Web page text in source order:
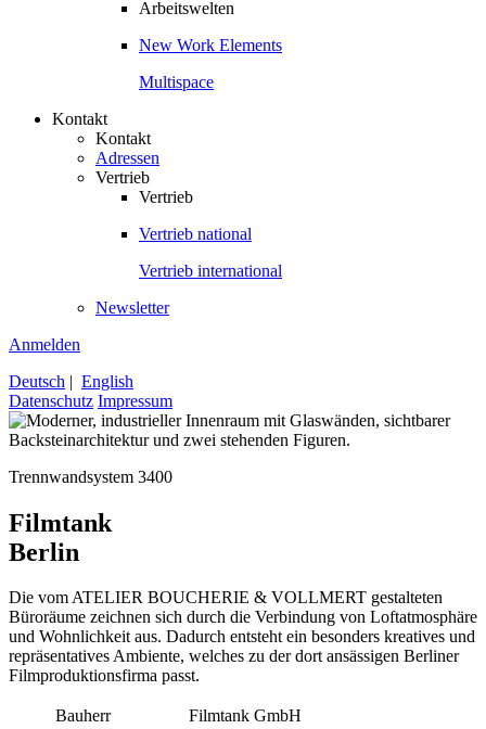
Arbeitswelten
New Work Elements
Multispace
Kontakt
Kontakt
Adressen
Vertrieb
Vertrieb
Vertrieb national
Vertrieb international
Newsletter
Anmelden
Deutsch | English
Datenschutz Impressum
Trennwandsystem 3400
Filmtank
Berlin
Die vom ATELIER BOUCHERIE & VOLLMERT gestalteten
Büroräume zeichnen sich durch die Verbindung von Loftatmosphäre
und Wohnlichkeit aus. Dadurch entsteht ein besonders kreatives und
repräsentatives Ambiente, welches zu der dort ansässigen Berliner
Filmproduktionsfirma passt.
Bauherr
Filmtank GmbH